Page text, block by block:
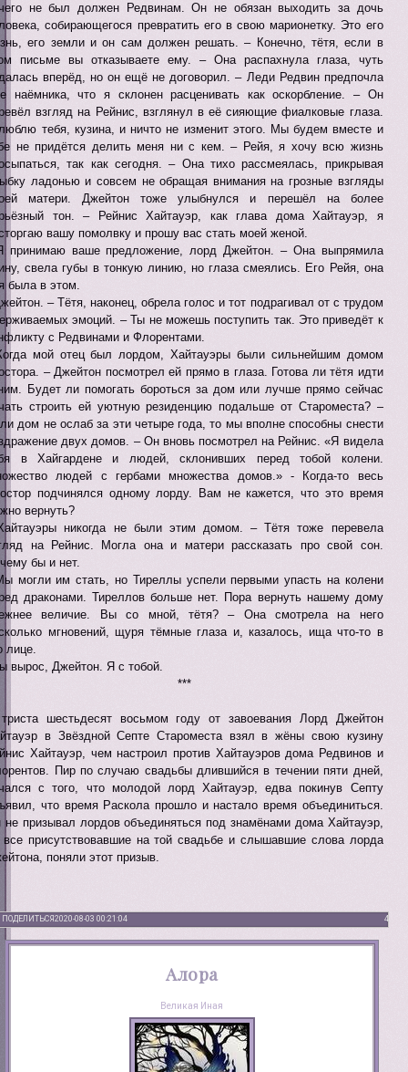
не был должен Редвинам. Он не обязан выходить за дочь
собирающегося превратить его в свою марионетку. Это его
его земли и он сам должен решать. – Конечно, тётя, если в
письме вы отказываете ему. – Она распахнула глаза, чуть
вперёд, но он ещё не договорил. – Леди Редвин предпочла
наёмника, что я склонен расценивать как оскорбление. – Он
взгляд на Рейнис, взглянул в её сияющие фиалковые глаза.
тебя, кузина, и ничто не изменит этого. Мы будем вместе и
не придётся делить меня ни с кем. – Рейя, я хочу всю жизнь
так как сегодня. – Она тихо рассмеялась, прикрывая
ладонью и совсем не обращая внимания на грозные взгляды
матери. Джейтон тоже улыбнулся и перешёл на более
тон. – Рейнис Хайтауэр, как глава дома Хайтауэр, я
вашу помолвку и прошу вас стать моей женой.
принимаю ваше предложение, лорд Джейтон. – Она выпрямила
свела губы в тонкую линию, но глаза смеялись. Его Рейя, она
была в этом.
– Тётя, наконец, обрела голос и тот подрагивал от с трудом
эмоций. – Ты не можешь поступить так. Это приведёт к
с Редвинами и Флорентами.
мой отец был лордом, Хайтауэры были сильнейшим домом
– Джейтон посмотрел ей прямо в глаза. Готова ли тётя идти
Будет ли помогать бороться за дом или лучше прямо сейчас
строить ей уютную резиденцию подальше от Староместа? –
дом не ослаб за эти четыре года, то мы вполне способны снести
двух домов. – Он вновь посмотрел на Рейнис. «Я видела
в Хайгардене и людей, склонивших перед тобой колени.
людей с гербами множества домов.» - Когда-то весь
подчинялся одному лорду. Вам не кажется, что это время
вернуть?
никогда не были этим домом. – Тётя тоже перевела
на Рейнис. Могла она и матери рассказать про свой сон.
бы и нет.
могли им стать, но Тиреллы успели первыми упасть на колени
драконами. Тиреллов больше нет. Пора вернуть нашему дому
величие. Вы со мной, тётя? – Она смотрела на него
мгновений, щуря тёмные глаза и, казалось, ища что-то в
лице.
вырос, Джейтон. Я с тобой.
***
шестьдесят восьмом году от завоевания Лорд Джейтон
в Звёздной Септе Староместа взял в жёны свою кузину
Хайтауэр, чем настроил против Хайтауэров дома Редвинов и
Пир по случаю свадьбы длившийся в течении пяти дней,
с того, что молодой лорд Хайтауэр, едва покинув Септу
что время Раскола прошло и настало время объединиться.
не призывал лордов объединяться под знамёнами дома Хайтауэр,
все присутствовавшие на той свадьбе и слышавшие слова лорда
поняли этот призыв.
ПОДЕЛИТЬСЯ 4
2020-08-03 00:21:04
Алора
Великая Иная